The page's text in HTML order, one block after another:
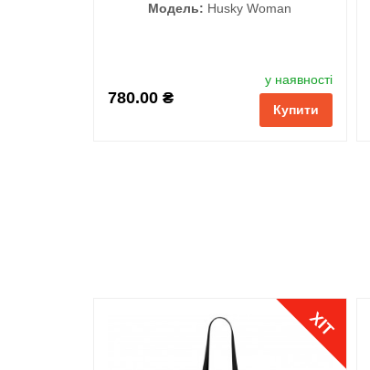
Модель: Husky Woman
780.00 ₴
у наявності
Купити
Чорний
XL
XXL
ХІТ